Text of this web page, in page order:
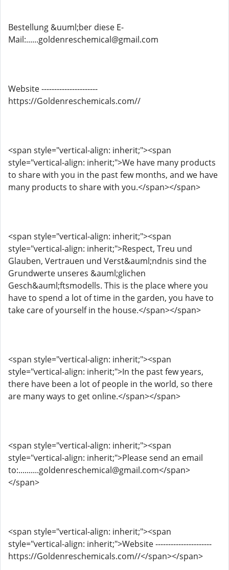
Bestellung &uuml;ber diese E-
Mail:......goldenreschemical@gmail.com
Website ----------------------
https://Goldenreschemicals.com//
<span style="vertical-align: inherit;"><span
style="vertical-align: inherit;">We have many products
to share with you in the past few months, and we have
many products to share with you.</span></span>
<span style="vertical-align: inherit;"><span
style="vertical-align: inherit;">Respect, Treu und
Glauben, Vertrauen und Verst&auml;ndnis sind the
Grundwerte unseres &auml;glichen
Gesch&auml;ftsmodells. This is the place where you
have to spend a lot of time in the garden, you have to
take care of yourself in the house.</span></span>
<span style="vertical-align: inherit;"><span
style="vertical-align: inherit;">In the past few years,
there have been a lot of people in the world, so there
are many ways to get online.</span></span>
<span style="vertical-align: inherit;"><span
style="vertical-align: inherit;">Please send an email
to:..........goldenreschemical@gmail.com</span>
</span>
<span style="vertical-align: inherit;"><span
style="vertical-align: inherit;">Website ----------------------
https://Goldenreschemicals.com//</span></span>